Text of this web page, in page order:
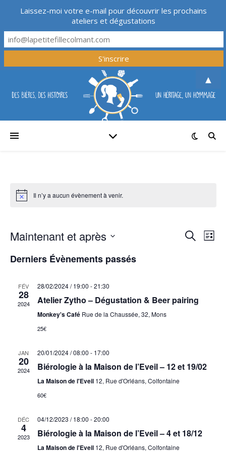
Il n’y a aucun évènement à venir.
de
Recherche
Liste
Maintenant et après
une
Derniers Évènements passés
FÉV
28
2024
28/02/2024 / 19:00 -21:30
Atelier Zytho – Dégustation & Beer pairing
Monkey's Café Rue de la Chaussée, 32, Mons
25€
JAN
20
2024
20/01/2024 / 08:00 - 17:00
Biérologie à la Maison de l’Eveil – 12 et 19/02
La Maison de l'Eveil 12, Rue d'Orléans, Colfontaine
60€
DÉC
4
2023
04/12/2023 / 18:00 -20:00
Biérologie à la Maison de l’Eveil – 4 et 18/12
La Maison de l'Eveil 12, Rue d'Orléans, Colfontaine
Laissez-moi votre e-mail pour découvrir les prochains
ateliers et dégustations
▲